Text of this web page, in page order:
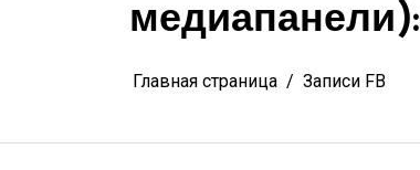
медиапанели):
Главная страница Записи FB